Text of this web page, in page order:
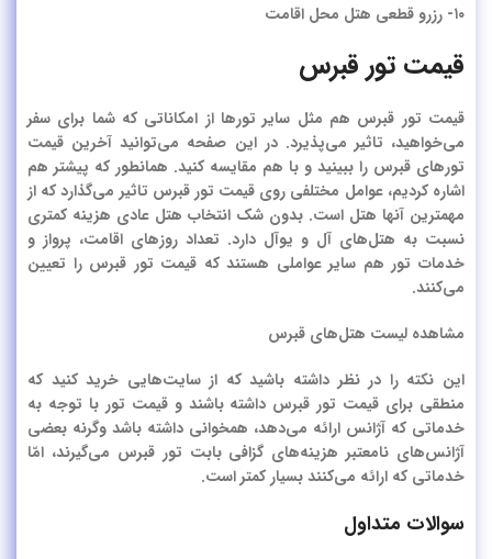
۱۰- رزرو قطعی هتل محل اقامت
قیمت تور قبرس
قیمت تور قبرس هم مثل سایر تورها از امکاناتی که شما برای سفر
می‌خواهید، تاثیر می‌پذیرد. در این صفحه می‌توانید آخرین قیمت
تورهای قبرس را ببینید و با هم مقایسه کنید. همانطور که پیشتر هم
اشاره کردیم، عوامل مختلفی روی قیمت تور قبرس تاثیر می‌گذارد که از
مهمترین آنها هتل است. بدون شک انتخاب هتل عادی هزینه کمتری
نسبت به هتل‌های آل و یوآل دارد. تعداد روزهای اقامت، پرواز و
خدمات تور هم سایر عواملی هستند که قیمت تور قبرس را تعیین
می‌کنند.
مشاهده لیست هتل‌های قبرس
این نکته را در نظر داشته باشید که از سایت‌هایی خرید کنید که
منطقی برای قیمت تور قبرس داشته باشند و قیمت تور با توجه به
خدماتی که آژانس ارائه می‌دهد، همخوانی داشته باشد وگرنه بعضی
آژانس‌های نامعتبر هزینه‌های گزافی بابت تور قبرس می‌گیرند، امّا
خدماتی که ارائه می‌کنند بسیار کمتر است.
سوالات متداول